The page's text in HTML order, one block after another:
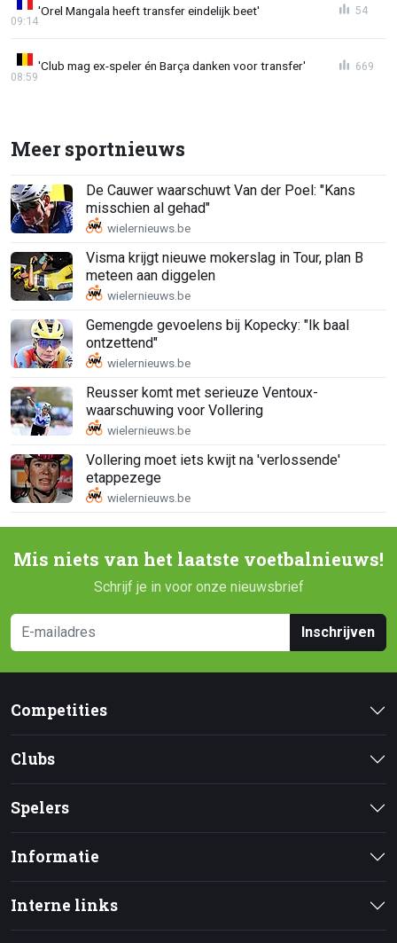
'Orel Mangala heeft transfer eindelijk beet'
09:14
54
'Club mag ex-speler én Barça danken voor transfer'
08:59
669
Meer sportnieuws
De Cauwer waarschuwt Van der Poel: "Kans
misschien al gehad"
Visma krijgt nieuwe mokerslag in Tour, plan B
meteen aan diggelen
Gemengde gevoelens bij Kopecky: "Ik baal
ontzettend"
Reusser komt met serieuze Ventoux-
waarschuwing voor Vollering
Vollering moet iets kwijt na 'verlossende'
etappezege
Mis niets van het laatste voetbalnieuws!
Schrijf je in voor onze nieuwsbrief
Inschrijven
Competities
Clubs
Spelers
Informatie
Interne links